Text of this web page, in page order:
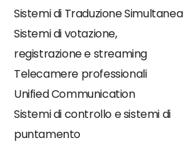
Sistemi di Traduzione Simultanea
Sistemi di votazione,
registrazione e streaming
Telecamere professionali
Unified Communication
Sistemi di controllo e sistemi di
puntamento